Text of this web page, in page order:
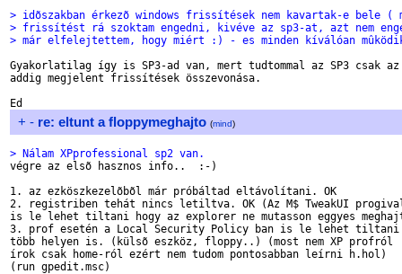
> idõszakban érkezõ windows frissítések nem kavartak-e bele (
> frissítést rá szoktam engedni, kivéve az sp3-at, azt nem
> már elfelejtettem, hogy miért :) - es minden kíválóan
Gyakorlatilag így is SP3-ad van, mert tudtommal az SP3 csak
addig megjelent frissítések összevonása.
+ - re: eltunt a floppymeghajto (mind)
> Nálam XPprofessional sp2 van.
végre az elsõ hasznos info..  :-)
1. az ezköszkezelõbõl már próbáltad eltávolítani. OK
2. registriben tehát nincs letiltva. OK (Az M$ TweakUI
is le lehet tiltani hogy az explorer ne mutasson eggyes
3. prof esetén a Local Security Policy ban is le lehet
több helyen is. (külsõ eszköz, floppy..) (most nem XP profról
írok csak home-ról ezért nem tudom pontosabban leírni h.hol)
(run gpedit.msc)